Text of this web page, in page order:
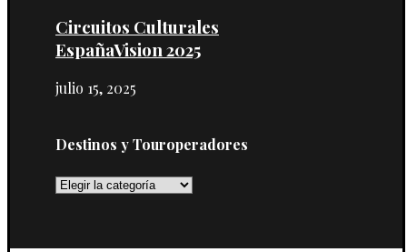
Circuitos Culturales
EspañaVision 2025
julio 15, 2025
Destinos y Touroperadores
Destinos